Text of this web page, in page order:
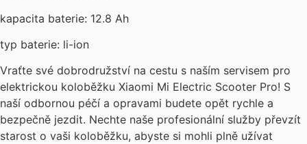
kapacita baterie: 12.8 Ah
typ baterie: li-ion
Vraťte své dobrodružství na cestu s naším servisem pro
elektrickou koloběžku Xiaomi Mi Electric Scooter Pro! S
naší odbornou péčí a opravami budete opět rychle a
bezpečně jezdit. Nechte naše profesionální služby převzít
starost o vaši koloběžku, abyste si mohli plně užívat